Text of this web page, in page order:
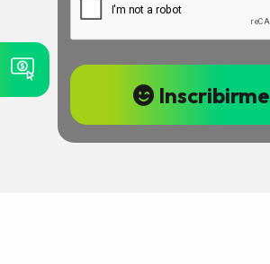
Inscribirme